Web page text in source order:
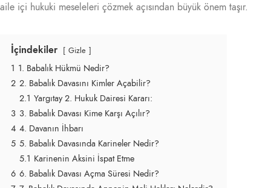
aile içi hukuki meseleleri çözmek açısından büyük önem taşır.
İçindekiler Gizle
1 1. Babalık Hükmü Nedir?
2 2. Babalık Davasını Kimler Açabilir?
2.1 Yargıtay 2. Hukuk Dairesi Kararı:
3 3. Babalık Davası Kime Karşı Açılır?
4 4. Davanın İhbarı
5 5. Babalık Davasında Karineler Nedir?
5.1 Karinenin Aksini İspat Etme
6 6. Babalık Davası Açma Süresi Nedir?